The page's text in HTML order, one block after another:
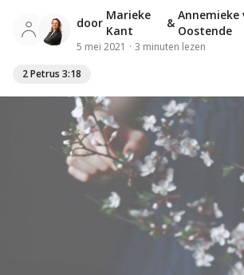
door
Marieke
Kant
&
Annemieke
Oostende
5 mei 2021 · 3 minuten lezen
2 Petrus 3:18